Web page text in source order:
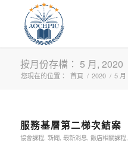
按月份存檔： 5 月, 2020
您現在的位置： 首頁 / 2020 / 5 月
服務基層第二梯次結案
協會課程, 新聞, 最新消息, 飯店相關課程,